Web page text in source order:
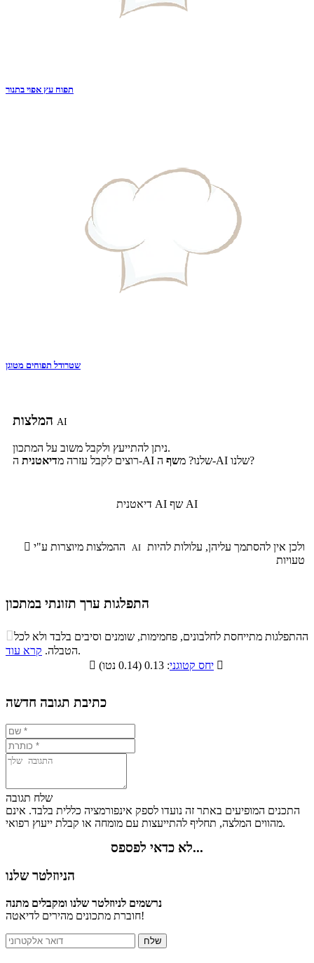
תפוח עץ אפוי בתנור
שטרודל תפוחים מטוגן
AI
ניתן להתייעץ ולקבל משוב על המתכון.
רוצים לקבל עזרה מדיאטנית ה-AI שלנו? משף ה-AI שלנו?
דיאטנית AI שף AI
 AI
טעויות
התפלגות ערך תזונתי במתכון
התפלגות ערך תזונתי במתכון
סיבים
תזונתיים
שומנים חלבונים
4.7% 79.5%
ההתפלגות מתייחסת לחלבונים, פחמימות, שומנים וסיבים בלבד ולא לכל
הטבלה. קרא עוד
.

יחס קטוגני 
כתיבת תגובה חדשה
שלח תגובה
התכנים המופיעים באתר זה נועדו לספק אינפורמציה כללית בלבד. אינם
מהווים המלצה, תחליף להתייעצות עם מומחה או קבלת ייעוץ רפואי.
לא כדאי לפספס...
הניוזלטר שלנו
נרשמים לניוזלטר שלנו ומקבלים מתנה
חוברת מתכונים מהירים לדיאטה!